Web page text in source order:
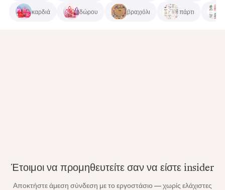
καρδιά δώρου βραχιόλι πάρτι
Έτοιμοι να προμηθευτείτε σαν να είστε insider
Αποκτήστε άμεση σύνδεση με το εργοστάσιο — χωρίς ελάχιστες